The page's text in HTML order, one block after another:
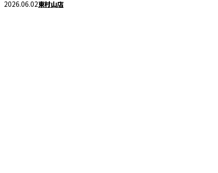
2026.06.02東村山店